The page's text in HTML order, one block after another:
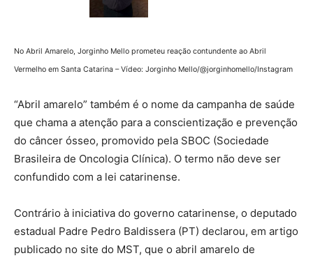
No Abril Amarelo, Jorginho Mello prometeu reação contundente ao Abril
Vermelho em Santa Catarina – Vídeo: Jorginho Mello/@jorginhomello/Instagram
“Abril amarelo” também é o nome da campanha de saúde
que chama a atenção para a conscientização e prevenção
do câncer ósseo, promovido pela SBOC (Sociedade
Brasileira de Oncologia Clínica). O termo não deve ser
confundido com a lei catarinense.
Contrário à iniciativa do governo catarinense, o deputado
estadual Padre Pedro Baldissera (PT) declarou, em artigo
publicado no site do MST, que o abril amarelo de